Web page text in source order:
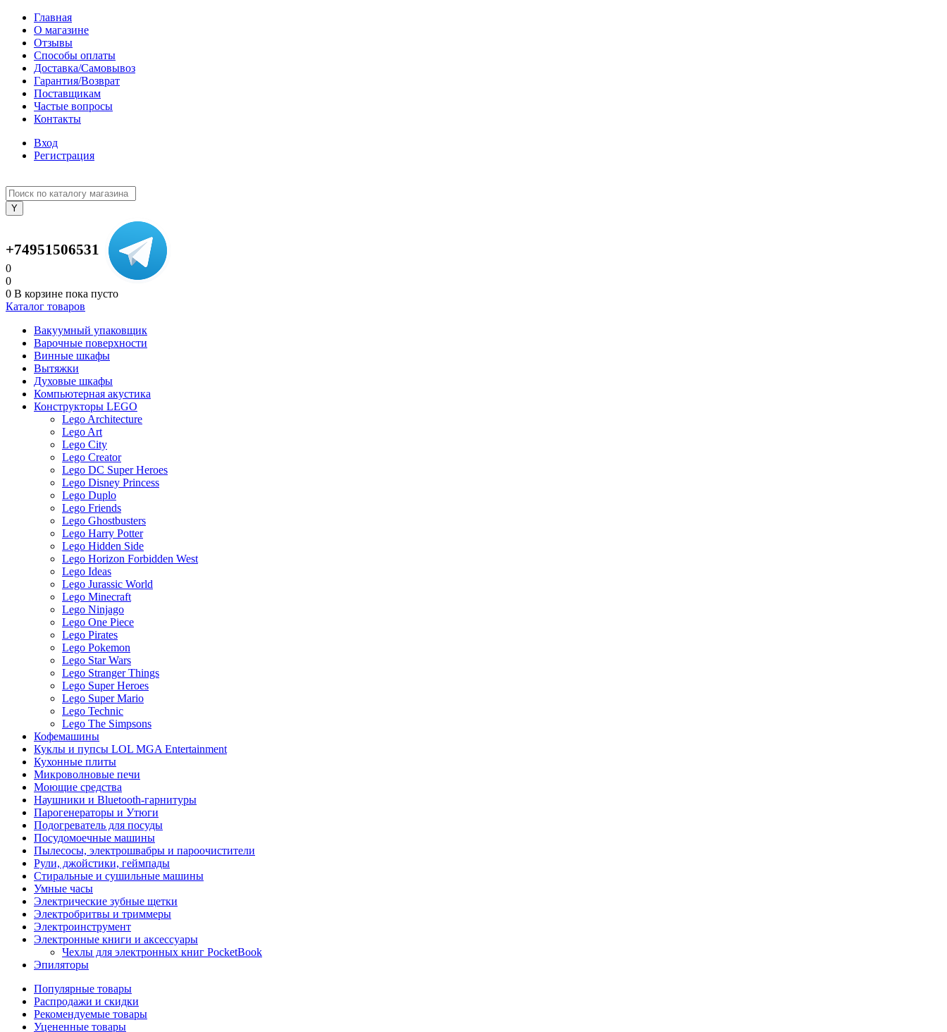
Главная
О магазине
Отзывы
Способы оплаты
Доставка/Самовывоз
Гарантия/Возврат
Поставщикам
Частые вопросы
Контакты
Вход
Регистрация
+74951506531
0
0
0 В корзине пока пусто
Каталог товаров
Вакуумный упаковщик
Варочные поверхности
Винные шкафы
Вытяжки
Духовые шкафы
Компьютерная акустика
Конструкторы LEGO
Lego Architecture
Lego Art
Lego City
Lego Creator
Lego DC Super Heroes
Lego Disney Princess
Lego Duplo
Lego Friends
Lego Ghostbusters
Lego Harry Potter
Lego Hidden Side
Lego Horizon Forbidden West
Lego Ideas
Lego Jurassic World
Lego Minecraft
Lego Ninjago
Lego One Piece
Lego Pirates
Lego Pokemon
Lego Star Wars
Lego Stranger Things
Lego Super Heroes
Lego Super Mario
Lego Technic
Lego The Simpsons
Кофемашины
Куклы и пупсы LOL MGA Entertainment
Кухонные плиты
Микроволновые печи
Моющие средства
Наушники и Bluetooth-гарнитуры
Парогенераторы и Утюги
Подогреватель для посуды
Посудомоечные машины
Пылесосы, электрошвабры и пароочистители
Рули, джойстики, геймпады
Стиральные и сушильные машины
Умные часы
Электрические зубные щетки
Электробритвы и триммеры
Электроинструмент
Электронные книги и аксессуары
Чехлы для электронных книг PocketBook
Эпиляторы
Популярные товары
Распродажи и скидки
Рекомендуемые товары
Уцененные товары